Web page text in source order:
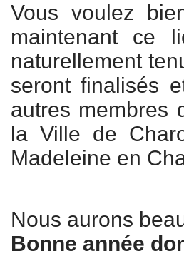
Vous voulez
maintenant ce
naturellement
seront finalisés
autres membres
la Ville de
Madeleine en
Nous aurons
Bonne année